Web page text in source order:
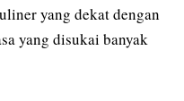
yang dekat dengan
yang disukai banyak